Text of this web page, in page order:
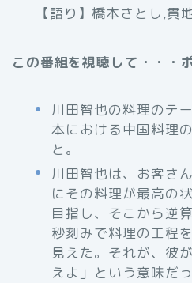
【語り】橋本さとし,貫
この番組を視聴して・・・
川田智也の料理のテ
本における中国料理
と。
川田智也は、お客さ
にその料理が最高の
目指し、そこから逆
秒刻みで料理の工程
見えた。それが、彼
えよ」という意味だっ